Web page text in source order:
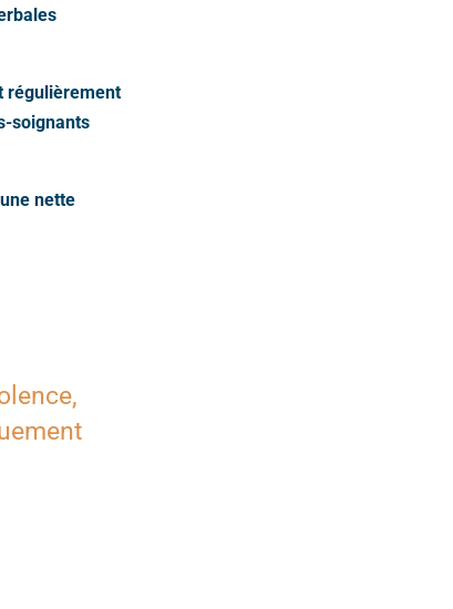
régulièrement
soignants
nette